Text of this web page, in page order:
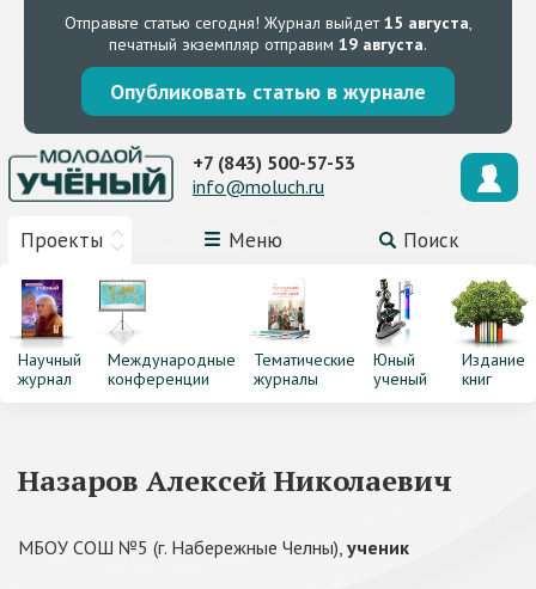
Отправьте статью сегодня! Журнал выйдет15 августа,
печатный экземпляр отправим 19 августа.
Опубликовать статью в журнале
Проекты Меню Поиск
+7 (843) 500-57-53
info@moluch.ru
Научный
журнал
Международные
конференции
Тематические
журналы
Юный
ученый
Издание
книг
Назаров Алексей Николаевич
МБОУ СОШ №5 (г. Набережные Челны), ученик